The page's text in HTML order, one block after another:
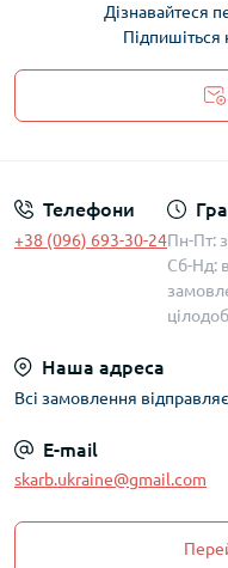
Дізнавайтеся
Телефони
+38 (096) 693-30-24Пн-Пт:
Сб-Нд:
Наша адреса
Всі замовлення
E-mail
skarb.ukraine@gmail.com